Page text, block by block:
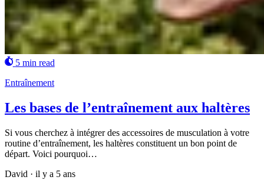
5 min read
Entraînement
Les bases de l’entraînement aux haltères
Si vous cherchez à intégrer des accessoires de musculation à votre
routine d’entraînement, les haltères constituent un bon point de
départ. Voici pourquoi…
David · il y a 5 ans